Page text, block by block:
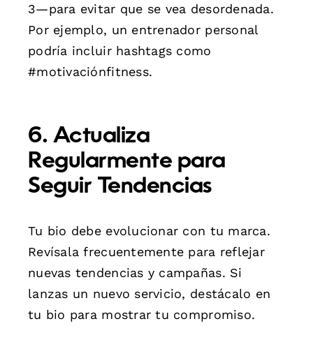
3—para evitar que se vea desordenada.
Por ejemplo, un entrenador personal
podría incluir hashtags como
#motivaciónfitness.
6. Actualiza
Regularmente para
Seguir Tendencias
Tu bio debe evolucionar con tu marca.
Revísala frecuentemente para reflejar
nuevas tendencias y campañas. Si
lanzas un nuevo servicio, destácalo en
tu bio para mostrar tu compromiso.